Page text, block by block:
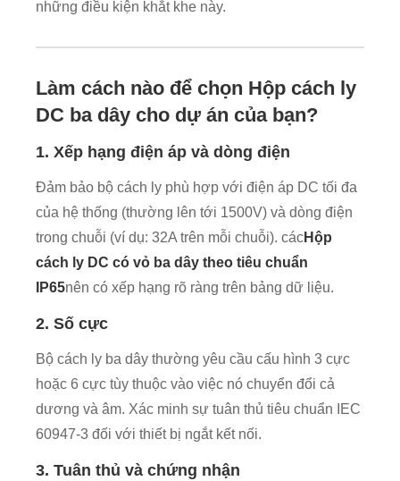
những điều kiện khắt khe này.
Làm cách nào để chọn Hộp cách ly
DC ba dây cho dự án của bạn?
1. Xếp hạng điện áp và dòng điện
Đảm bảo bộ cách ly phù hợp với điện áp DC tối đa
của hệ thống (thường lên tới 1500V) và dòng điện
trong chuỗi (ví dụ: 32A trên mỗi chuỗi). cácHộp
cách ly DC có vỏ ba dây theo tiêu chuẩn
IP65nên có xếp hạng rõ ràng trên bảng dữ liệu.
2. Số cực
Bộ cách ly ba dây thường yêu cầu cấu hình 3 cực
hoặc 6 cực tùy thuộc vào việc nó chuyển đổi cả
dương và âm. Xác minh sự tuân thủ tiêu chuẩn IEC
60947-3 đối với thiết bị ngắt kết nối.
3. Tuân thủ và chứng nhận